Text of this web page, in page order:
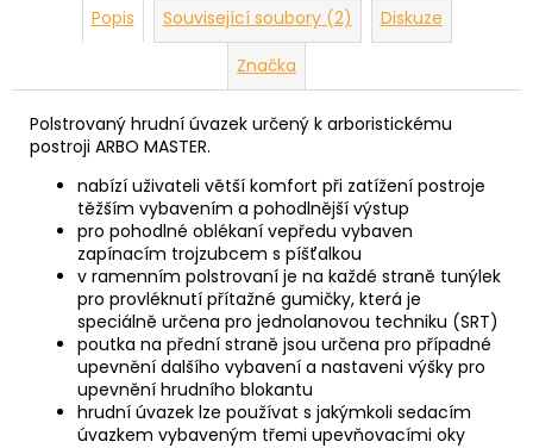
Popis Související soubory (2)
Diskuze
Značka
Polstrovaný hrudní úvazek určený k arboristickému
postroji ARBO MASTER.
nabízí uživateli větší komfort při zatížení postroje
těžším vybavením a pohodlnější výstup
pro pohodlné oblékaní vepředu vybaven
zapínacím trojzubcem s píšťalkou
v ramenním polstrovaní je na každé straně tunýlek
pro provléknutí přítažné gumičky, která je
speciálně určena pro jednolanovou techniku (SRT)
poutka na přední straně jsou určena pro případné
upevnění dalšího vybavení a nastaveni výšky pro
upevnění hrudního blokantu
hrudní úvazek lze používat s jakýmkoli sedacím
úvazkem vybaveným třemi upevňovacími oky